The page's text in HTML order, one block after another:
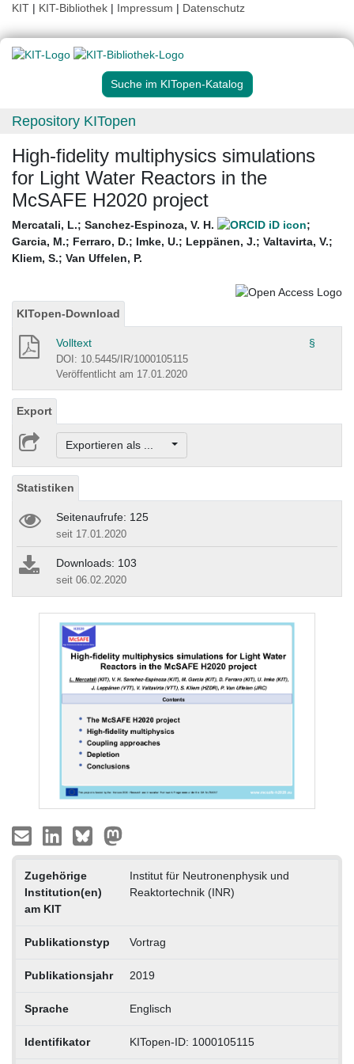
KIT | KIT-Bibliothek | Impressum | Datenschutz
Suche im KITopen-Katalog
Repository KITopen
High-fidelity multiphysics simulations
for Light Water Reactors in the
McSAFE H2020 project
Mercatali, L.; Sanchez-Espinoza, V. H.
;
Garcia, M.; Ferraro, D.; Imke, U.; Leppänen, J.; Valtavirta, V.;
Kliem, S.; Van Uffelen, P.
KITopen-Download
Volltext §
DOI: 10.5445/IR/1000105115
Veröffentlicht am 17.01.2020
Export
Exportieren als ...
Statistiken
Seitenaufrufe: 125
seit 17.01.2020
Downloads: 103
seit 06.02.2020
Zugehörige
Institution(en)
am KIT
Institut für Neutronenphysik und
Reaktortechnik (INR)
Publikationstyp Vortrag
Publikationsjahr 2019
Sprache Englisch
Identifikator KITopen-ID: 1000105115